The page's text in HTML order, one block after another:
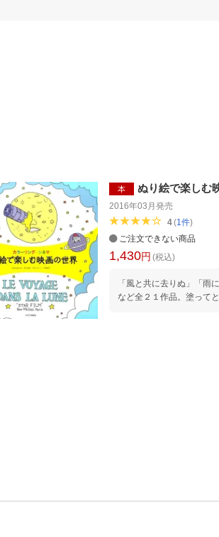
本 ぬり絵で楽しむ
2016年03月発売
4(1 件)
ご注文できない商品
1,430円 (税込)
「風と共に去りぬ」「雨
など全２１作品。塗って